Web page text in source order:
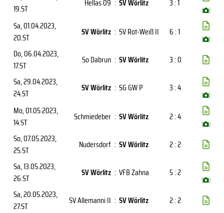
19.ST
Hellas 09 : SV Wörlitz 3 : 1
( )
Sa, 01.04.2023,
20.ST
SV Wörlitz : SV Rot-Weiß II 6 : 1
( )
Do, 06.04.2023,
17.ST
So Dabrun : SV Wörlitz
3 : 0
Sa, 29.04.2023,
24.ST
SV Wörlitz : SG GW P 3 : 4
( )
Mo, 01.05.2023,
14.ST
Schmiedeber : SV Wörlitz 2 : 4
( )
So, 07.05.2023,
25.ST
Nudersdorf : SV Wörlitz
2 : 2
Sa, 13.05.2023,
26.ST
SV Wörlitz : VFB Zahna 5 : 2
( )
Sa, 20.05.2023,
27.ST
SV Allemanni II : SV Wörlitz
2 : 2